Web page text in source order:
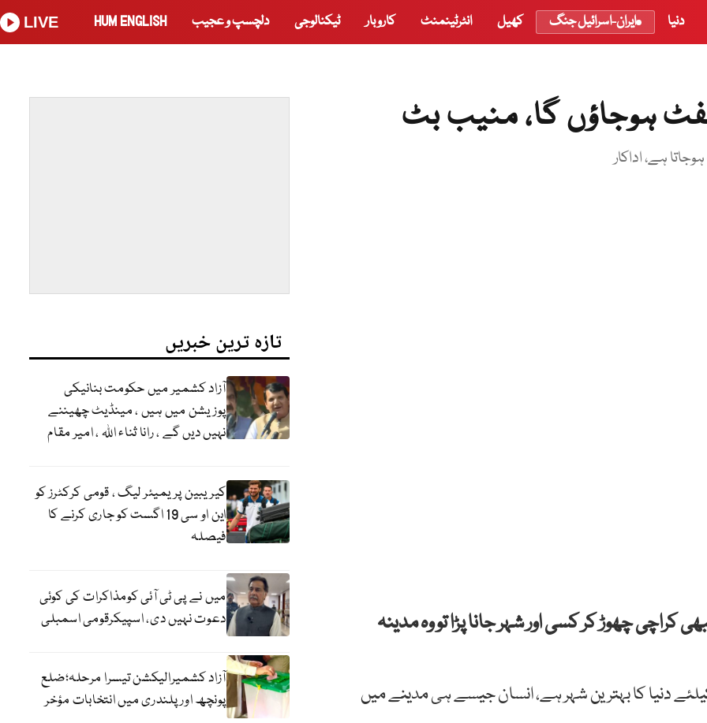
دنیا ایران-اسرائیل جنگ کھیل انٹرٹینمنٹ کاروبار ٹیکنالوجی دلچسپ و عجیب HUM ENGLISH
LIVE
ہوجاؤں گا، منیب بٹ
ہے، اداکار
چھوڑ کر کسی اور شہر جانا پڑا تو وہ مدینہ
کیلئے دنیا کا بہترین شہر ہے، انسان جیسے ہی مدینے میں
تازہ ترین خبریں
آزاد کشمیر میں حکومت بنانیکی
پوزیشن میں ہیں ، مینڈیٹ چھیننے
نہیں دیں گے ، رانا ثناء اللہ ، امیر مقام
کیریبین پریمیئر لیگ ، قومی کرکٹرز کو
این او سی 19 اگست کو جاری کرنے کا
فیصلہ
میں نے پی ٹی آئی کومذاکرات کی کوئی
دعوت نہیں دی، اسپیکرقومی اسمبلی
آزاد کشمیرالیکشن تیسرا مرحلہ؛ضلع
پونچھ اور پلندری میں انتخابات مؤخر